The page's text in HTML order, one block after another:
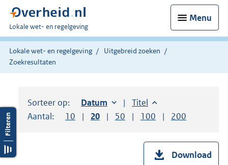
Menu
U
bent
hier:
Lokale wet- en regelgeving
Lokale wet- en regelgeving
Uitgebreid zoeken
Zoekresultaten
Sorteer op: Sorteer op:
Datum oplopendSorteer op:
Titel oplopend
Aantal:
Toon
10 resultaten per pagina
Toon
20 resultaten per pagina
Toon
50 resultaten per pagina
Toon
100 resultaten per
Toon
200
Download